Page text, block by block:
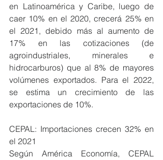
en Latinoamérica y Caribe, luego de
caer 10% en el 2020, crecerá 25% en
el 2021, debido más al aumento de
17% en las cotizaciones (de
agroindustriales, minerales e
hidrocarburos) que al 8% de mayores
volúmenes exportados. Para el 2022,
se estima un crecimiento de las
exportaciones de 10%.
CEPAL: Importaciones crecen 32% en
el 2021
Según América Economía, CEPAL